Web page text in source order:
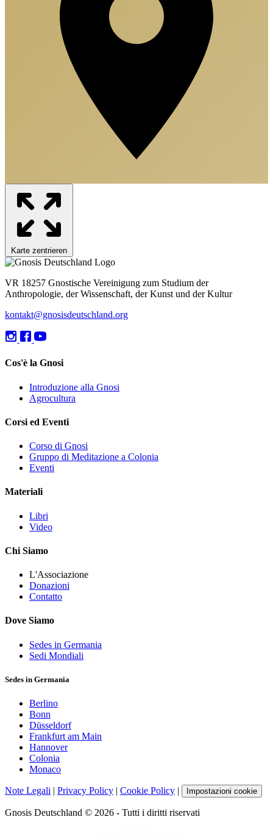
Karte zentrieren
VR 18257 Gnostische Vereinigung zum Studium der
Anthropologie, der Wissenschaft, der Kunst und der Kultur
kontakt@gnosisdeutschland.org
Cos'è la Gnosi
Introduzione alla Gnosi
Agrocultura
Corsi ed Eventi
Corso di Gnosi
Gruppo di Meditazione a Colonia
Eventi
Materiali
Libri
Video
Chi Siamo
L'Associazione
Donazioni
Contatto
Dove Siamo
Sedes in Germania
Sedi Mondiali
Sedes in Germania
Berlino
Bonn
Düsseldorf
Frankfurt am Main
Hannover
Colonia
Monaco
Note Legali | Privacy Policy | Cookie Policy | Impostazioni cookie
Gnosis Deutschland © 2026 - Tutti i diritti riservati